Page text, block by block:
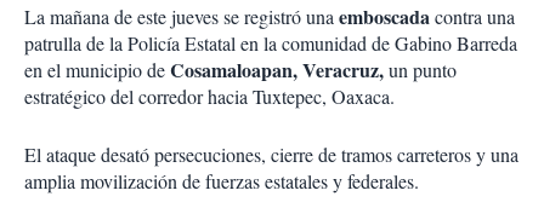
La mañana de este jueves se registró unaemboscadacontra una
patrulla de la Policía Estatal en la comunidad de Gabino Barreda
en el municipio deCosamaloapan, Veracruz,un punto
estratégico del corredor hacia Tuxtepec, Oaxaca.
El ataque desató persecuciones, cierre de tramos carreteros y una
amplia movilización de fuerzas estatales y federales.